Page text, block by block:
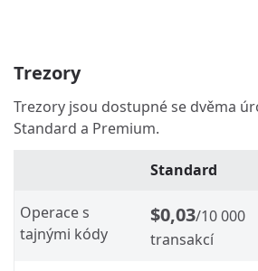
Trezory
Trezory jsou dostupné se dvěma
Standard a Premium.
Standard
Operace s
tajnými kódy
$0,03/10 000
transakcí